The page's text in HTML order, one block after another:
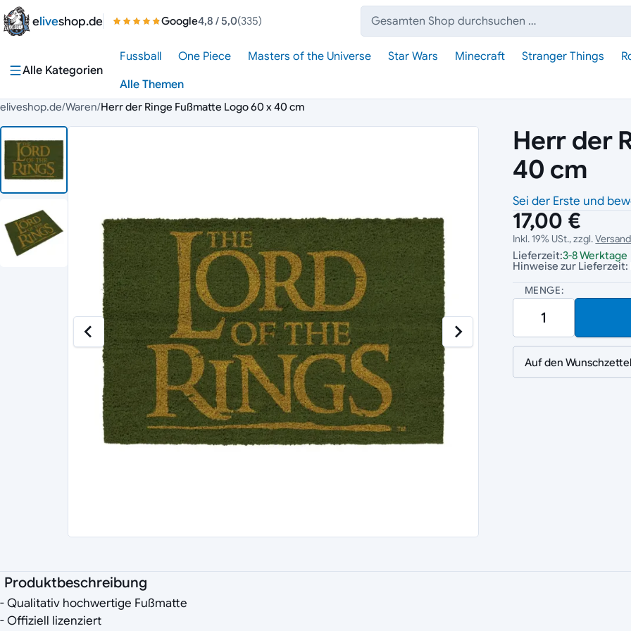
Zum Inhalt springen
eliveshop.de Google4,8 / 5,0(335)
Suche:
Alle Kategorien
Fussball One Piece Masters of the Universe Star Wars Minecraft Stranger Things
Alle Themen
eliveshop.de/Waren/Herr der Ringe Fußmatte Logo 60 x 40 cm
Herr der
40 cm
Sei der Erste und
17,00 €
Inkl. 19% USt., zzgl.
Lieferzeit:3-8 Werktage
Hinweise zur Lieferzeit:
MENGE:
Auf den Wunschzettel
Produktbeschreibung
- Qualitativ hochwertige Fußmatte
- Offiziell lizenziert